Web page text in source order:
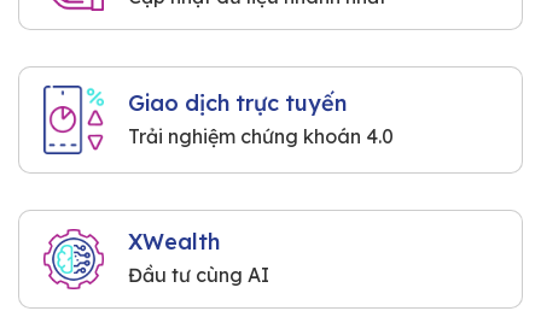
Giao dịch trực tuyến
Trải nghiệm chứng khoán 4.0
XWealth
Đầu tư cùng AI